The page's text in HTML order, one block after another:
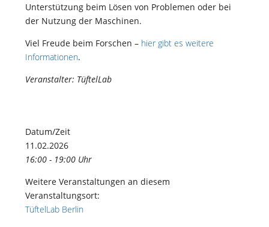
Unterstützung beim Lösen von Problemen oder bei
der Nutzung der Maschinen.
Viel Freude beim Forschen – hier gibt es weitere
Informationen.
Veranstalter: TüftelLab
Datum/Zeit
11.02.2026
16:00 - 19:00 Uhr
Weitere Veranstaltungen an diesem
Veranstaltungsort:
TüftelLab Berlin